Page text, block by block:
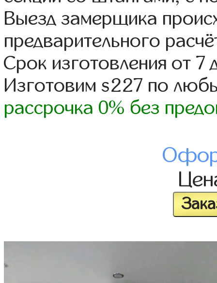
Выезд замерщика
предварительного
Срок изготовления от 7
Изготовим s227 по
рассрочка 0% без